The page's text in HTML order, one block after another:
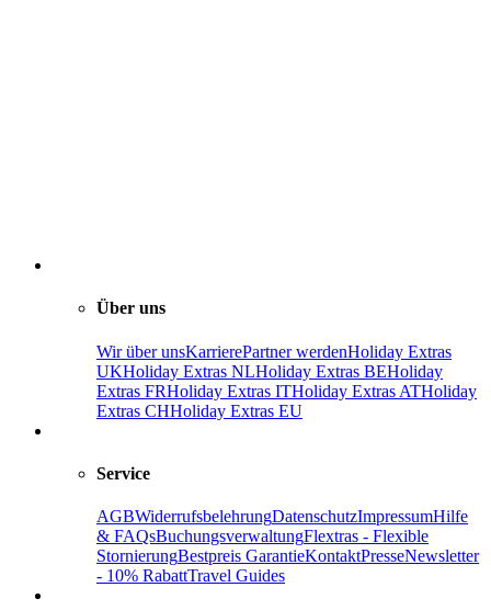
Über uns
Wir über unsKarrierePartner werdenHoliday Extras
UKHoliday Extras NLHoliday Extras BEHoliday
Extras FRHoliday Extras ITHoliday Extras ATHoliday
Extras CHHoliday Extras EU
Service
AGBWiderrufsbelehrungDatenschutzImpressumHilfe
& FAQsBuchungsverwaltungFlextras - Flexible
StornierungBestpreis GarantieKontaktPresseNewsletter
- 10% RabattTravel Guides